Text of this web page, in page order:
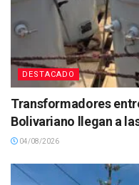
DESTACADO
Transformadores
Bolivariano llegan a
04/08/2026